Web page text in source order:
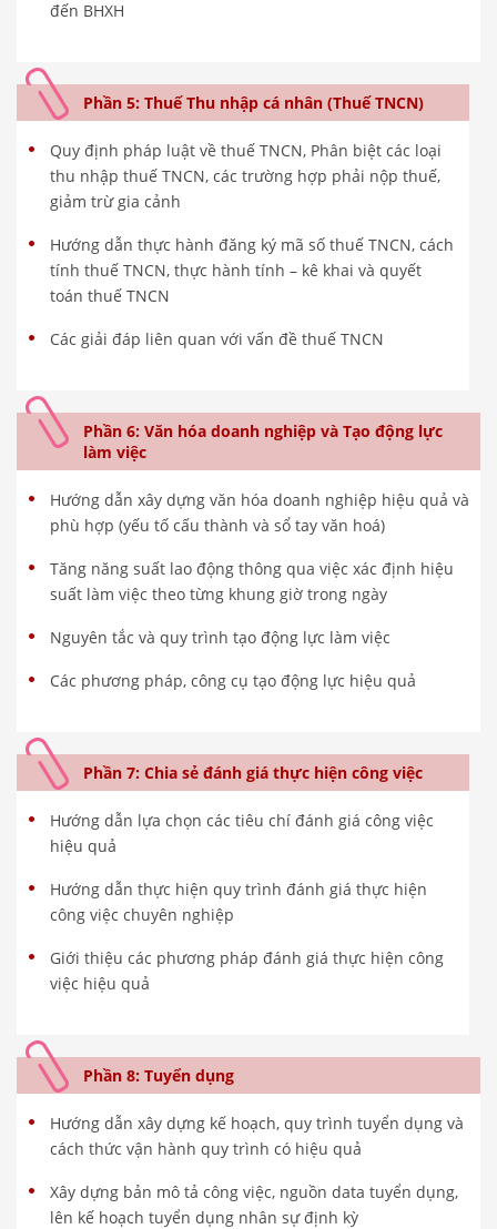
đến BHXH
Phần 5: Thuế Thu nhập cá nhân (Thuế TNCN)
Quy định pháp luật về thuế TNCN, Phân biệt các loại
thu nhập thuế TNCN, các trường hợp phải nộp thuế,
giảm trừ gia cảnh
Hướng dẫn thực hành đăng ký mã số thuế TNCN, cách
tính thuế TNCN, thực hành tính – kê khai và quyết
toán thuế TNCN
Các giải đáp liên quan với vấn đề thuế TNCN
Phần 6: Văn hóa doanh nghiệp và Tạo động lực
làm việc
Hướng dẫn xây dựng văn hóa doanh nghiệp hiệu quả và
phù hợp (yếu tố cấu thành và sổ tay văn hoá)
Tăng năng suất lao động thông qua việc xác định hiệu
suất làm việc theo từng khung giờ trong ngày
Nguyên tắc và quy trình tạo động lực làm việc
Các phương pháp, công cụ tạo động lực hiệu quả
Phần 7: Chia sẻ đánh giá thực hiện công việc
Hướng dẫn lựa chọn các tiêu chí đánh giá công việc
hiệu quả
Hướng dẫn thực hiện quy trình đánh giá thực hiện
công việc chuyên nghiệp
Giới thiệu các phương pháp đánh giá thực hiện công
việc hiệu quả
Phần 8: Tuyển dụng
Hướng dẫn xây dựng kế hoạch, quy trình tuyển dụng và
cách thức vận hành quy trình có hiệu quả
Xây dựng bản mô tả công việc, nguồn data tuyển dụng,
lên kế hoạch tuyển dụng nhân sự định kỳ